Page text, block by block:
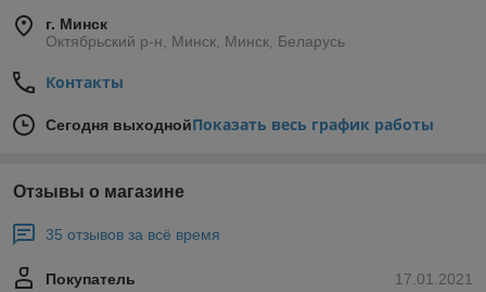
г. Минск
Октябрьский р-н, Минск, Минск, Беларусь
Контакты
Сегодня выходнойПоказать весь график работы
Отзывы о магазине
35 отзывов за всё время
17.01.2021
Покупатель